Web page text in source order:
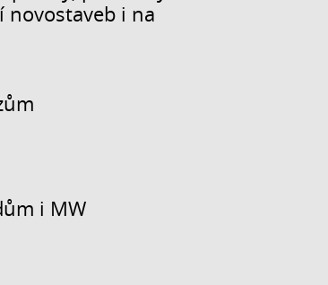
novostaveb i na
i MW